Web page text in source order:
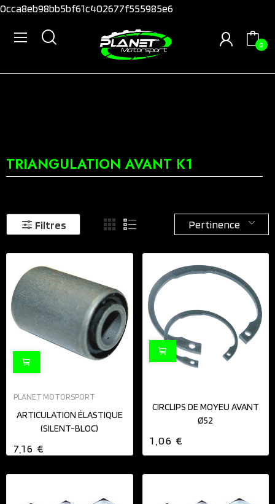
0cca8eb98bb5bf61c402677f555985e6
0
TRIANGULATION AVANT K1
Filtres Pertinence
PLANET MOTORSPORT
ARTICULATION ÉLASTIQUE
(SILENT-BLOC)
7,16 €
CIRCLIPS DE MOYEU AVANT
Ø52
1,06 €